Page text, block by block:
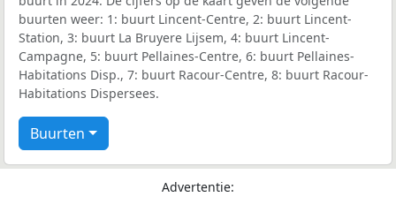
buurten weer: 1: buurt Lincent-Centre, 2: buurt Lincent-
Station, 3: buurt La Bruyere Lijsem, 4: buurt Lincent-
Campagne, 5: buurt Pellaines-Centre, 6: buurt Pellaines-
Habitations Disp., 7: buurt Racour-Centre, 8: buurt Racour-
Habitations Dispersees.
Buurten
Advertentie: